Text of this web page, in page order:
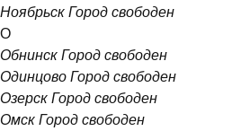
Ноябрьск Город свободен
О
Обнинск Город свободен
Одинцово Город свободен
Озерск Город свободен
Омск Город свободен